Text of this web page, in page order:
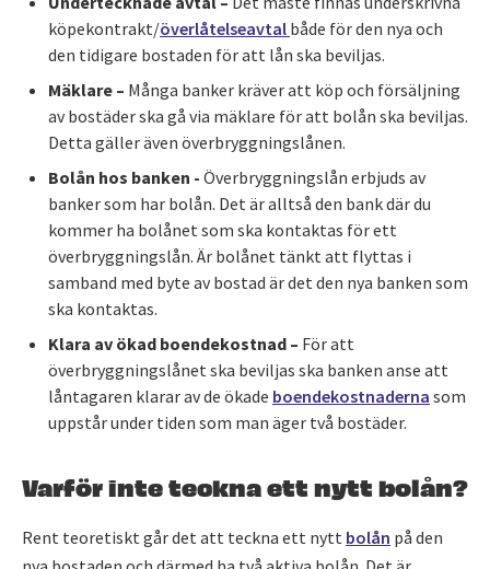
köpekontrakt/överlåtelseavtal både för den nya och
den tidigare bostaden för att lån ska beviljas.
Mäklare – Många banker kräver att köp och försäljning
av bostäder ska gå via mäklare för att bolån ska beviljas.
Detta gäller även överbryggningslånen.
Bolån hos banken - Överbryggningslån erbjuds av
banker som har bolån. Det är alltså den bank där du
kommer ha bolånet som ska kontaktas för ett
överbryggningslån. Är bolånet tänkt att flyttas i
samband med byte av bostad är det den nya banken som
ska kontaktas.
Klara av ökad boendekostnad – För att
överbryggningslånet ska beviljas ska banken anse att
låntagaren klarar av de ökade boendekostnaderna som
uppstår under tiden som man äger två bostäder.
Varför inte teckna ett nytt bolån?
Rent teoretiskt går det att teckna ett nytt bolån på den